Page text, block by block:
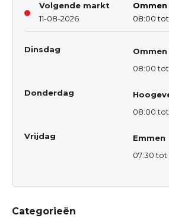
Volgende markt
11-08-2026
Ommen
08:00 tot
Dinsdag
Ommen
08:00 tot
Donderdag
08:00 tot
Vrijdag
Emmen
07:30 tot
Categorieën